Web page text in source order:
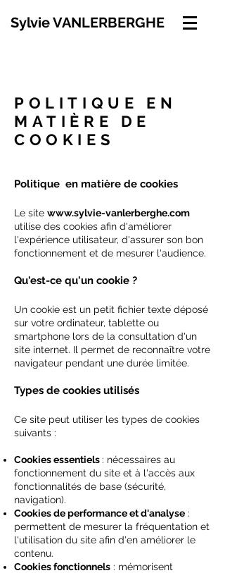
Sylvie VANLERBERGHE
POLITIQUE EN
MATIÈRE DE
COOKIES
Politique en matière de cookies
Le site www.sylvie-vanlerberghe.com
utilise des cookies afin d'améliorer
l'expérience utilisateur, d'assurer son bon
fonctionnement et de mesurer l'audience.
Qu'est-ce qu'un cookie ?
Un cookie est un petit fichier texte déposé
sur votre ordinateur, tablette ou
smartphone lors de la consultation d'un
site internet. Il permet de reconnaître votre
navigateur pendant une durée limitée.
Types de cookies utilisés
Ce site peut utiliser les types de cookies
suivants :
Cookies essentiels : nécessaires au
fonctionnement du site et à l'accès aux
fonctionnalités de base (sécurité,
navigation).
Cookies de performance et d'analyse :
permettent de mesurer la fréquentation et
l'utilisation du site afin d'en améliorer le
contenu.
Cookies fonctionnels : mémorisent